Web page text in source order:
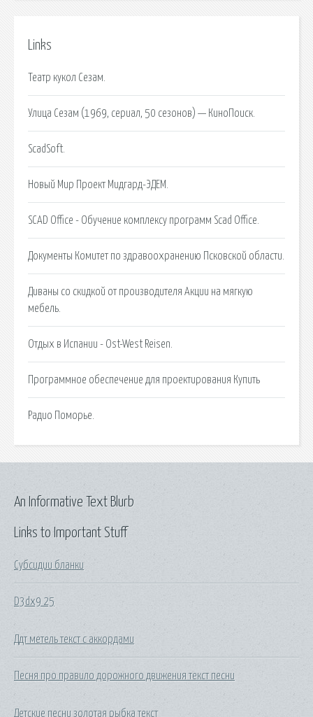
Links
Театр кукол Сезам.
Улица Сезам (1969, сериал, 50 сезонов) — КиноПоиск.
ScadSoft.
Новый Мир Проект Мидгард-ЭДЕМ.
SCAD Office - Обучение комплексу программ Scad Office.
Документы Комитет по здравоохранению Псковской области.
Диваны со скидкой от производителя Акции на мягкую
мебель.
Отдых в Испании - Ost-West Reisen.
Программное обеспечение для проектирования Купить
Радио Поморье.
Links to Important Stuff
Субсидии бланки
D3dx9 25
Ддт метель текст с аккордами
Песня про правило дорожного движения текст песни
Детские песни золотая рыбка текст
An Informative Text Blurb